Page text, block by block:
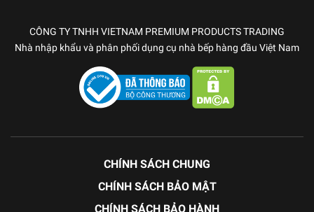
CÔNG TY TNHH VIETNAM PREMIUM PRODUCTS TRADING
Nhà nhập khẩu và phân phối dụng cụ nhà bếp hàng đầu Việt Nam
CHÍNH SÁCH CHUNG
CHÍNH SÁCH BẢO MẬT
CHÍNH SÁCH BẢO HÀNH